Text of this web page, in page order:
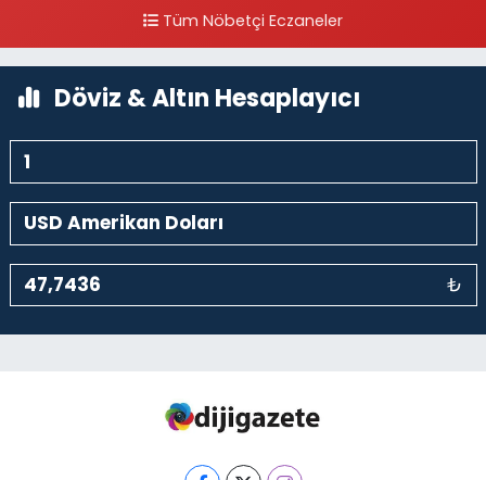
0 (212) 297 96 92 Yol Tarifi Al
Tüm Nöbetçi Eczaneler
Döviz & Altın Hesaplayıcı
₺